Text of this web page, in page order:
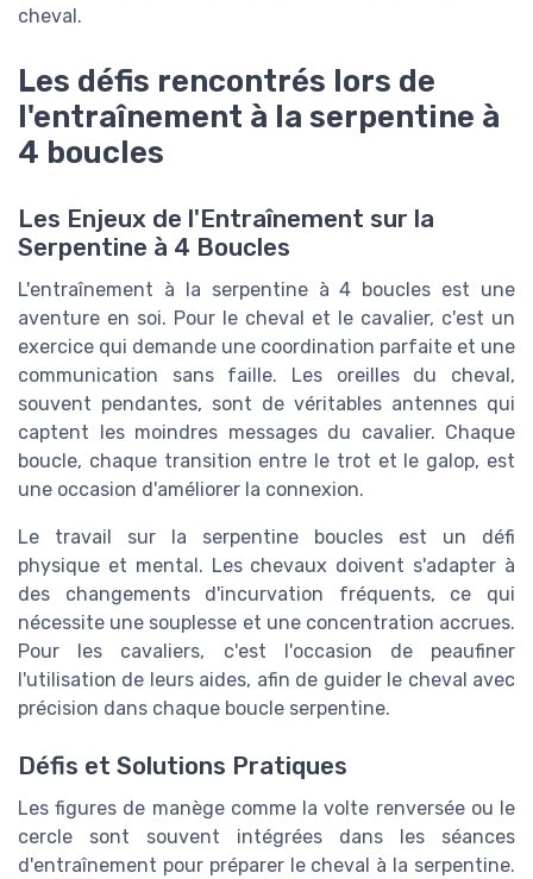
cheval.
Les défis rencontrés lors de
l'entraînement à la serpentine à
4 boucles
Les Enjeux de l'Entraînement sur la
Serpentine à 4 Boucles
L'entraînement à la serpentine à 4 boucles est une
aventure en soi. Pour le cheval et le cavalier, c'est un
exercice qui demande une coordination parfaite et une
communication sans faille. Les oreilles du cheval,
souvent pendantes, sont de véritables antennes qui
captent les moindres messages du cavalier. Chaque
boucle, chaque transition entre le trot et le galop, est
une occasion d'améliorer la connexion.
Le travail sur la serpentine boucles est un défi
physique et mental. Les chevaux doivent s'adapter à
des changements d'incurvation fréquents, ce qui
nécessite une souplesse et une concentration accrues.
Pour les cavaliers, c'est l'occasion de peaufiner
l'utilisation de leurs aides, afin de guider le cheval avec
précision dans chaque boucle serpentine.
Défis et Solutions Pratiques
Les figures de manège comme la volte renversée ou le
cercle sont souvent intégrées dans les séances
d'entraînement pour préparer le cheval à la serpentine.